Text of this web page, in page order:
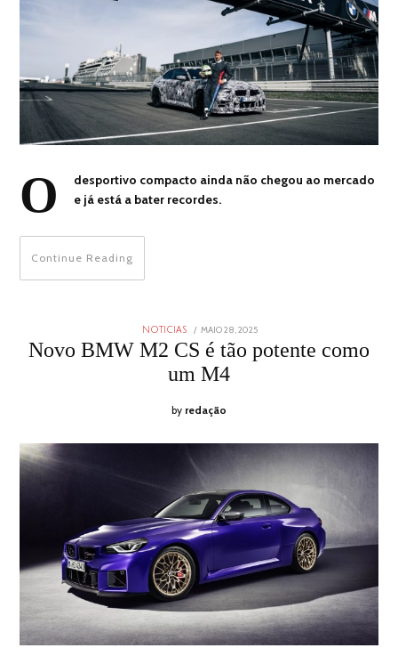
O
desportivo compacto ainda não chegou ao mercado
e já está a bater recordes.
Continue Reading
NOTICIAS
POSTED
ON
MAIO 28, 2025
2025
Novo BMW M2 CS é tão potente como
um M4
by redação